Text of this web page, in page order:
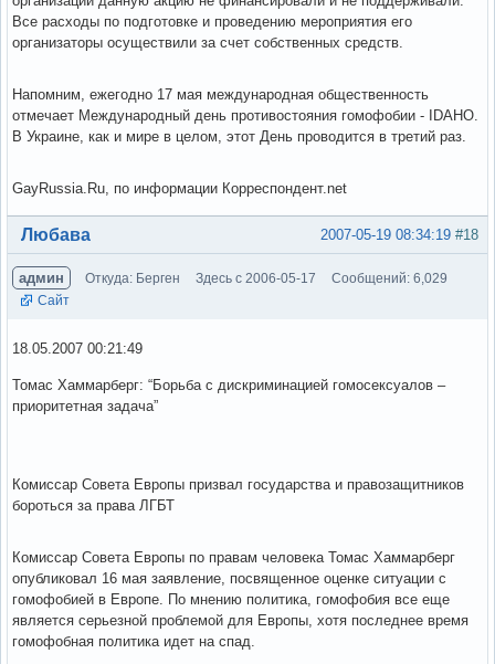
Все расходы по подготовке и проведению мероприятия его
организаторы осуществили за счет собственных средств.
Напомним, ежегодно 17 мая международная общественность
отмечает Международный день противостояния гомофобии - IDAHO.
В Украине, как и мире в целом, этот День проводится в третий раз.
GayRussia.Ru, по информации Корреспондент.net
Вне форума #18
2007-05-19 08:34:19
Любава
админ Откуда: Берген Здесь с 2006-05-17
Сообщений: 6,029
Сайт
18.05.2007 00:21:49
Томас Хаммарберг: “Борьба с дискриминацией гомосексуалов –
приоритетная задача”
Комиссар Совета Европы призвал государства и правозащитников
бороться за права ЛГБТ
Комиссар Совета Европы по правам человека Томас Хаммарберг
опубликовал 16 мая заявление, посвященное оценке ситуации с
гомофобией в Европе. По мнению политика, гомофобия все еще
является серьезной проблемой для Европы, хотя последнее время
гомофобная политика идет на спад.